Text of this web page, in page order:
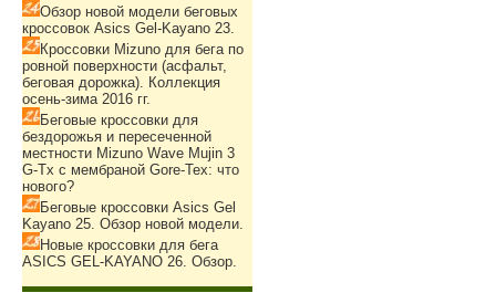
Обзор новой модели беговых
кроссовок Asics Gel-Kayano 23.
Кроссовки Mizuno для бега по
ровной поверхности (асфальт,
беговая дорожка). Коллекция
осень-зима 2016 гг.
Беговые кроссовки для
бездорожья и пересеченной
местности Mizuno Wave Mujin 3
G-Tx с мембраной Gore-Tex: что
нового?
Беговые кроссовки Asics Gel
Kayano 25. Обзор новой модели.
Новые кроссовки для бега
ASICS GEL-KAYANO 26. Обзор.